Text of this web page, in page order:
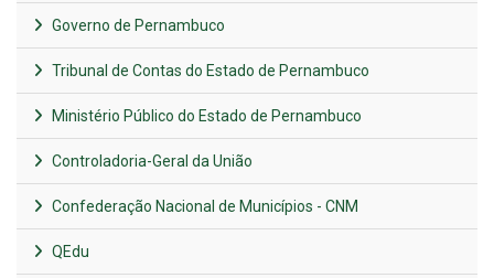
Governo de Pernambuco
Tribunal de Contas do Estado de Pernambuco
Ministério Público do Estado de Pernambuco
Controladoria-Geral da União
Confederação Nacional de Municípios - CNM
QEdu